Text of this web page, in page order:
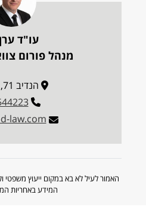
עו"ד
מנהל פורום
הנדיב 71, הרצליה
law.com
האמור לעיל לא בא במקום ייעוץ
המידע באחריות